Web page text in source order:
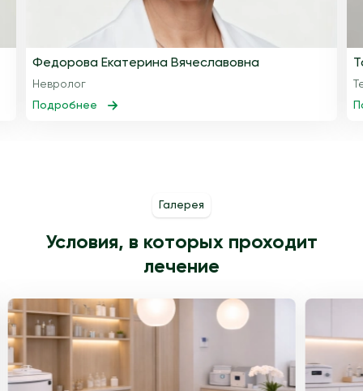
Федорова Екатерина Вячеславовна
Невролог
Подробнее
Галерея
Условия, в которых проходит
лечение